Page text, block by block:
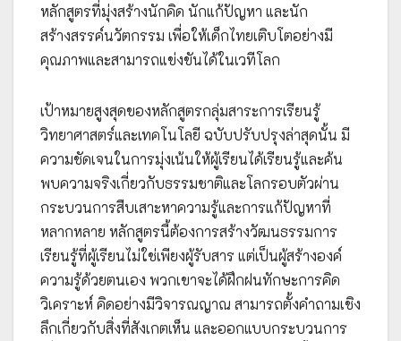
หลักสูตรที่มุ่งสร้างนักคิด นักแก้ปัญหา และนัก
สร้างสรรค์นวัตกรรม เพื่อให้เด็กไทยเติบโตอย่างมี
คุณภาพและสามารถแข่งขันได้ในเวทีโลก
เป้าหมายสูงสุดของหลักสูตรกลุ่มสาระการเรียนรู้
วิทยาศาสตร์และเทคโนโลยี ฉบับปรับปรุงล่าสุดนั้น มี
ความชัดเจนในการมุ่งเน้นให้ผู้เรียนได้เรียนรู้และค้น
พบความจริงเกี่ยวกับธรรมชาติและโลกรอบตัวผ่าน
กระบวนการสืบเสาะหาความรู้และการแก้ปัญหาที่
หลากหลาย หลักสูตรนี้ต้องการสร้างวัฒนธรรมการ
เรียนรู้ที่ผู้เรียนไม่ใช่เพียงผู้รับสาร แต่เป็นผู้สร้างองค์
ความรู้ด้วยตนเอง พวกเขาจะได้ฝึกฝนทักษะการคิด
วิเคราะห์ คิดอย่างมีวิจารณญาณ สามารถตั้งคำถามเชิง
ลึกเกี่ยวกับสิ่งที่สังเกตเห็น และออกแบบกระบวนการ